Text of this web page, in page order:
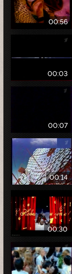
00:56
00:03
00:07
00:14
00:30